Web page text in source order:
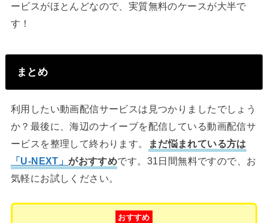
ービスがほとんどなので、実質無料のケースが大半で
す！
まとめ
利用したい動画配信サービスは見つかりましたでしょう
か？最後に、海辺のナイーブを配信している動画配信サ
ービスを整理して終わります。
まだ悩まれている方は
「U-NEXT」がおすすめです。31日間無料ですので、お
気軽にお試しください。
おすすめ